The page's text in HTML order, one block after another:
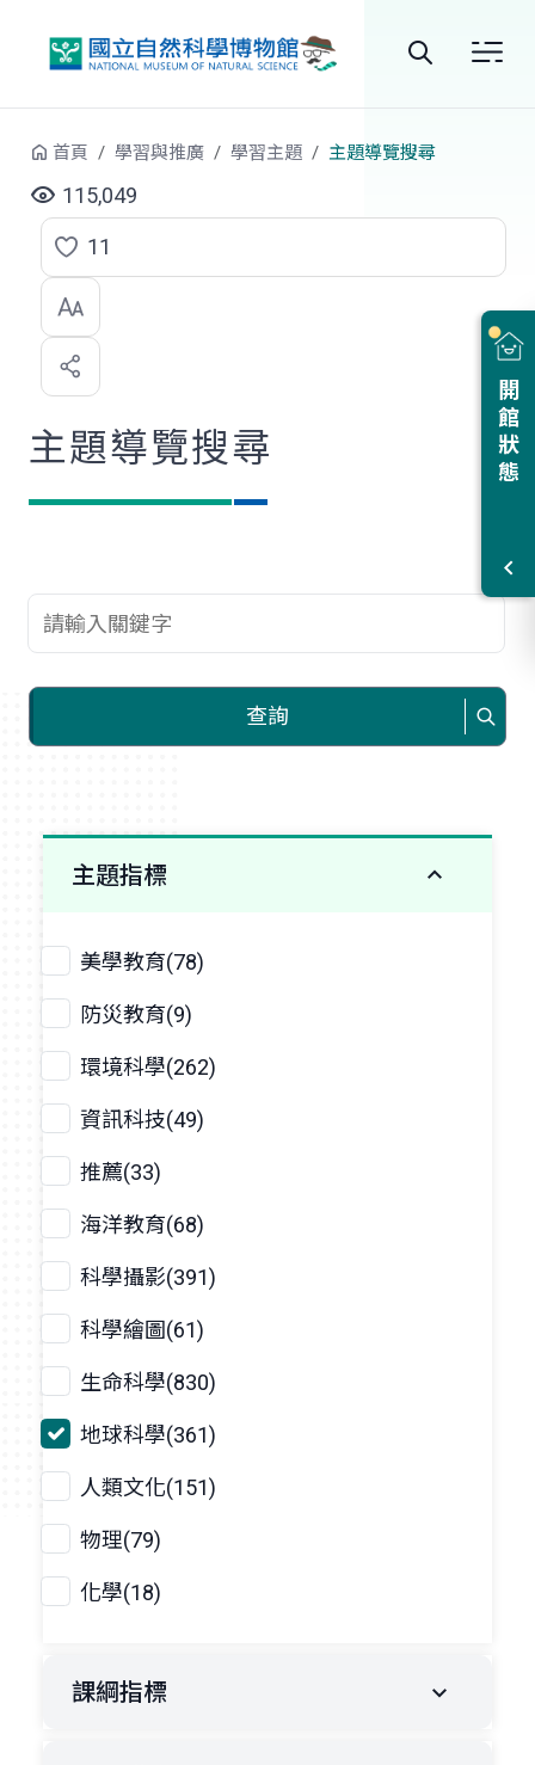
站
尋
開館狀態
首頁 學習與推廣 學習主題 主題導覽搜尋
115,049
點
選
喜
歡
11
主題導覽搜尋
查詢關鍵字
查詢
主題指標
美學教育(78)
防災教育(9)
環境科學(262)
資訊科技(49)
推薦(33)
海洋教育(68)
科學攝影(391)
科學繪圖(61)
生命科學(830)
地球科學(361)
人類文化(151)
物理(79)
化學(18)
課綱指標